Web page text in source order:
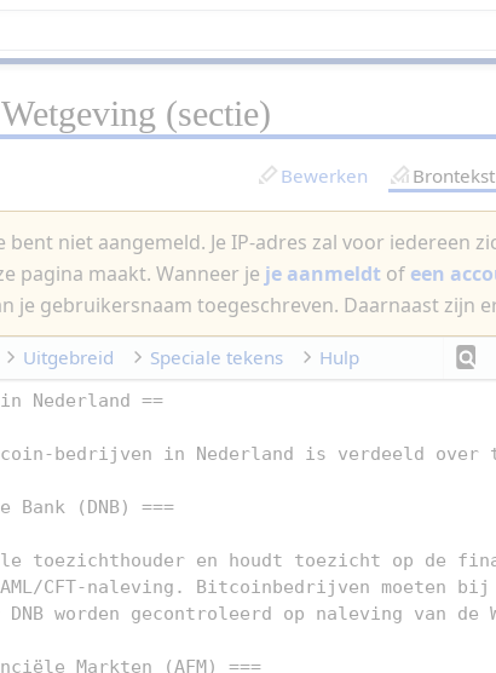
Wetgeving (sectie)
Bewerken
bent niet aangemeld. Je IP-adres zal voor iedereen
pagina maakt. Wanneer je je aanmeldt of een
je gebruikersnaam toegeschreven. Daarnaast zijn
Uitgebreid Speciale tekens Hulp